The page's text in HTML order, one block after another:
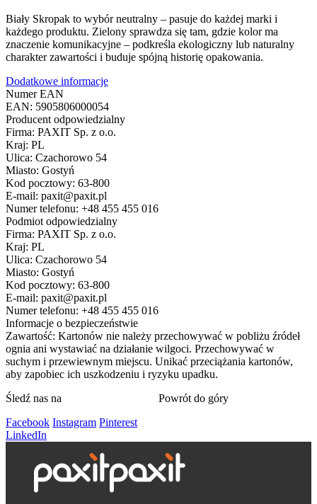
Biały Skropak to wybór neutralny – pasuje do każdej marki i
każdego produktu. Zielony sprawdza się tam, gdzie kolor ma
znaczenie komunikacyjne – podkreśla ekologiczny lub naturalny
charakter zawartości i buduje spójną historię opakowania.
Dodatkowe informacje
Numer EAN
EAN: 5905806000054
Producent odpowiedzialny
Firma: PAXIT Sp. z o.o.
Kraj: PL
Ulica: Czachorowo 54
Miasto: Gostyń
Kod pocztowy: 63-800
E-mail: paxit@paxit.pl
Numer telefonu: +48 455 455 016
Podmiot odpowiedzialny
Firma: PAXIT Sp. z o.o.
Kraj: PL
Ulica: Czachorowo 54
Miasto: Gostyń
Kod pocztowy: 63-800
E-mail: paxit@paxit.pl
Numer telefonu: +48 455 455 016
Informacje o bezpieczeństwie
Zawartość: Kartonów nie należy przechowywać w pobliżu źródeł
ognia ani wystawiać na działanie wilgoci. Przechowywać w
suchym i przewiewnym miejscu. Unikać przeciążania kartonów,
aby zapobiec ich uszkodzeniu i ryzyku upadku.
Śledź nas na
Facebook Instagram Pinterest
LinkedIn
Powrót do góry